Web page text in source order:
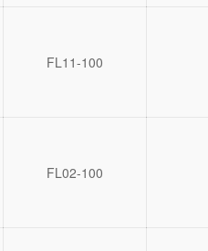
FL11-100
FL02-100